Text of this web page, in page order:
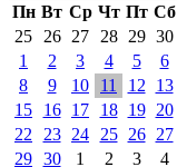
Пн Вт Ср Чт Пт Сб
25
26 27 28 29 30
1
2 3 4 5 6
8
9 10 11 12 13
15
16 17 18 19 20
22
23 24 25 26 27
29 30 1 2 3 4